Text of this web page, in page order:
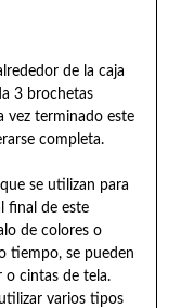
de la caja
3 brochetas
vez terminado este
completa.
se utilizan para
final de este
de colores o
tiempo, se pueden
o cintas de tela.
varios tipos